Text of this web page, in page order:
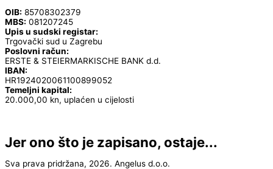
OIB: 85708302379
MBS: 081207245
Upis u sudski registar:
Trgovački sud u Zagrebu
Poslovni račun:
ERSTE & STEIERMARKISCHE BANK d.d.
IBAN:
HR1924020061100899052
Temeljni kapital:
20.000,00 kn, uplaćen u cijelosti
Jer ono što je zapisano, ostaje...
Sva prava pridržana, 2026. Angelus d.o.o.